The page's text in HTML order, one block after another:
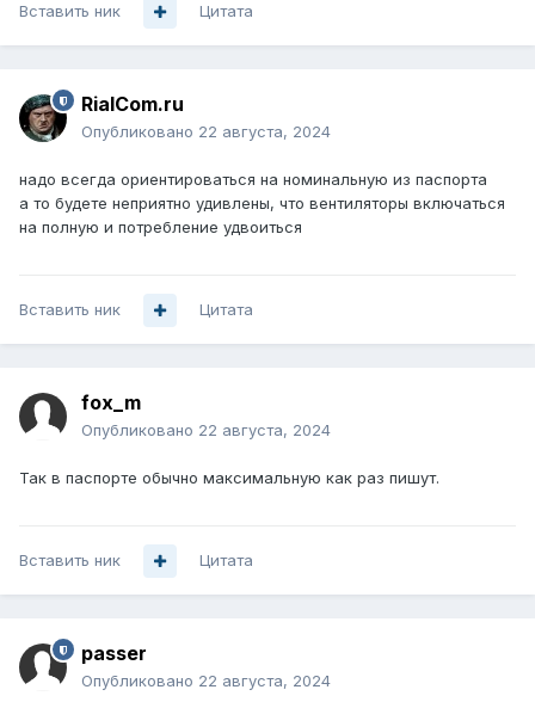
Вставить ник Цитата
RialCom.ru
Опубликовано 22 августа, 2024
надо всегда ориентироваться на номинальную из паспорта
а то будете неприятно удивлены, что вентиляторы включаться
на полную и потребление удвоиться
Вставить ник Цитата
fox_m
Опубликовано 22 августа, 2024
Так в паспорте обычно максимальную как раз пишут.
Вставить ник Цитата
passer
Опубликовано 22 августа, 2024